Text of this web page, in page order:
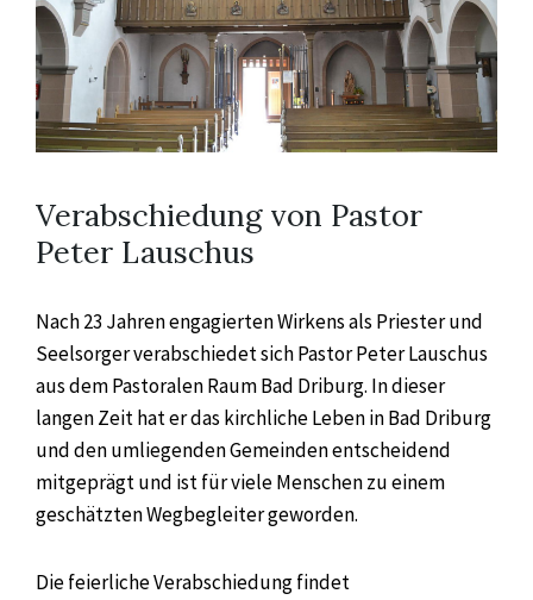
Verabschiedung von Pastor
Peter Lauschus
Nach 23 Jahren engagierten Wirkens als Priester und
Seelsorger verabschiedet sich Pastor Peter Lauschus
aus dem Pastoralen Raum Bad Driburg. In dieser
langen Zeit hat er das kirchliche Leben in Bad Driburg
und den umliegenden Gemeinden entscheidend
mitgeprägt und ist für viele Menschen zu einem
geschätzten Wegbegleiter geworden.
Die feierliche Verabschiedung findet